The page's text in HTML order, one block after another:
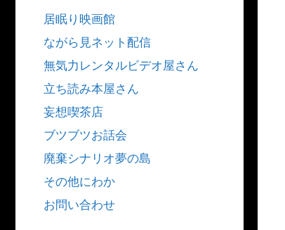
居眠り映画館
ながら見ネット配信
無気力レンタルビデオ屋さん
立ち読み本屋さん
妄想喫茶店
ブツブツお話会
廃棄シナリオ夢の島
その他にわか
お問い合わせ